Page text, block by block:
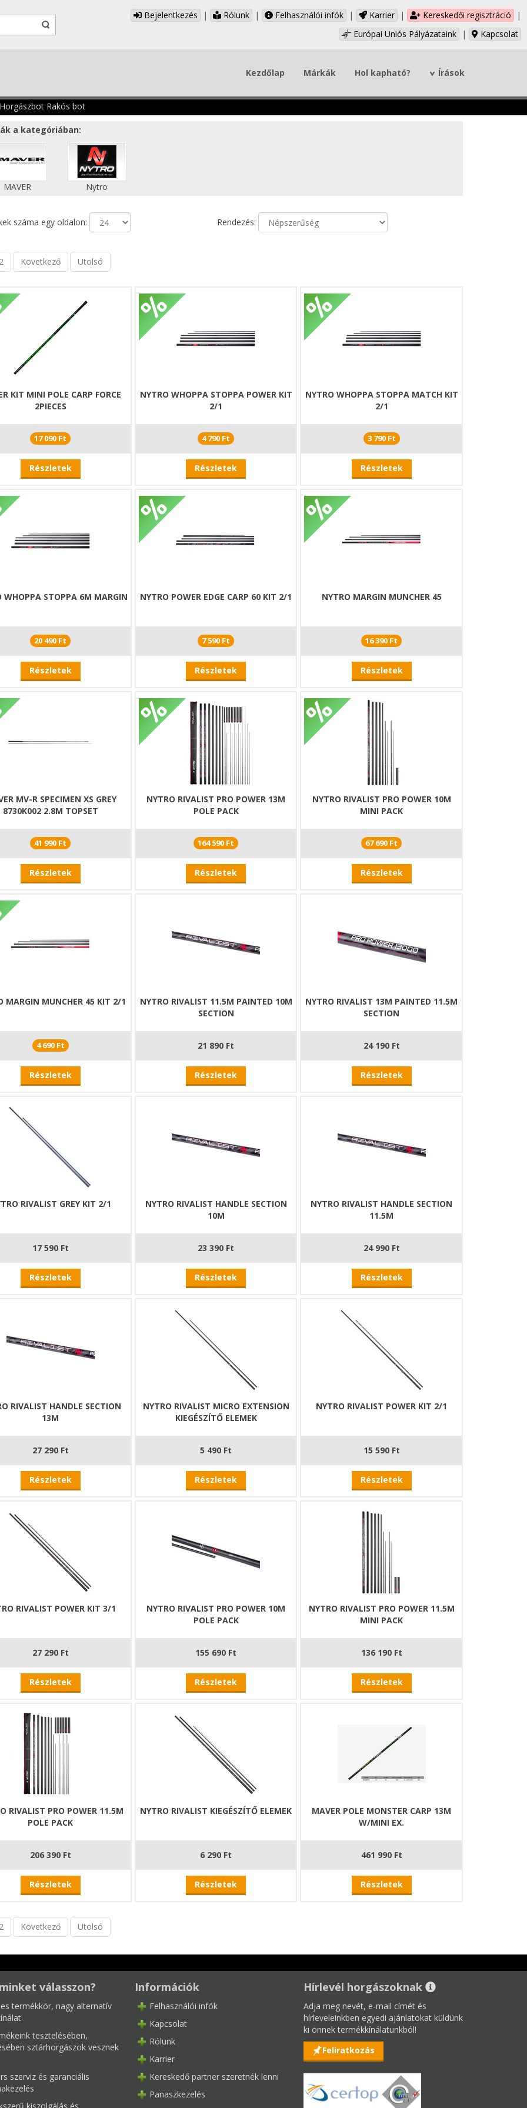
Bejelentkezés | Rólunk | Felhasználói infók | Karrier | Kereskedői regisztráció
|
Európai Uniós Pályázataink
| Kapcsolat
Kezdőlap Márkák Hol kapható? Írások
Horgászbot Rakós bot
a kategóriában:
MAVER Nytro
száma egy oldalon: Rendezés:
Következő Utolsó
KIT MINI POLE CARP FORCE
2PIECES
17 090 Ft
Részletek
NYTRO WHOPPA STOPPA POWER KIT
2/1
4 790 Ft
Részletek
NYTRO WHOPPA STOPPA MATCH KIT
2/1
3 790 Ft
Részletek
WHOPPA STOPPA 6M MARGIN
20 490 Ft
Részletek
NYTRO POWER EDGE CARP 60 KIT 2/1
7 590 Ft
Részletek
NYTRO MARGIN MUNCHER 45
16 390 Ft
Részletek
MV-R SPECIMEN XS GREY
8730K002 2.8M TOPSET
41 990 Ft
Részletek
NYTRO RIVALIST PRO POWER 13M
POLE PACK
164 590 Ft
Részletek
NYTRO RIVALIST PRO POWER 10M
MINI PACK
67 690 Ft
Részletek
MARGIN MUNCHER 45 KIT 2/1
4 690 Ft
Részletek
NYTRO RIVALIST 11.5M PAINTED 10M
SECTION
21 890 Ft
Részletek
NYTRO RIVALIST 13M PAINTED 11.5M
SECTION
24 190 Ft
Részletek
RIVALIST GREY KIT 2/1
17 590 Ft
Részletek
NYTRO RIVALIST HANDLE SECTION
10M
23 390 Ft
Részletek
NYTRO RIVALIST HANDLE SECTION
11.5M
24 990 Ft
Részletek
RIVALIST HANDLE SECTION
13M
27 290 Ft
Részletek
NYTRO RIVALIST MICRO EXTENSION
KIEGÉSZÍTŐ ELEMEK
5 490 Ft
Részletek
NYTRO RIVALIST POWER KIT 2/1
15 590 Ft
Részletek
RIVALIST POWER KIT 3/1
27 290 Ft
Részletek
NYTRO RIVALIST PRO POWER 10M
POLE PACK
155 690 Ft
Részletek
NYTRO RIVALIST PRO POWER 11.5M
MINI PACK
136 190 Ft
Részletek
RIVALIST PRO POWER 11.5M
POLE PACK
206 390 Ft
Részletek
NYTRO RIVALIST KIEGÉSZÍTŐ ELEMEK
6 290 Ft
Részletek
MAVER POLE MONSTER CARP 13M
W/MINI EX.
461 990 Ft
Részletek
Következő Utolsó
válasszon?
termékkör, nagy alternatív
tesztelésében,
sztárhorgászok vesznek
szerviz és garanciális
kiszolgálás és
Információk
Felhasználói infók
Kapcsolat
Rólunk
Karrier
Kereskedő partner szeretnék lenni
Panaszkezelés
Hírlevél horgászoknak
Adja meg nevét, e-mail címét és
hírleveleinkben egyedi ajánlatokat küldünk
ki önnek termékkínálatunkból!
Feliratkozás